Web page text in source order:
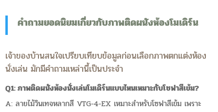
คำถามยอดนิยมเกี่ยวกับภาพติดผนังห้องโมเดิร์น
เจ้าของบ้านสนใจเปรียบเทียบข้อมูลก่อนเลือกภาพตกแต่งห้อง
นั่งเล่น มักมีคำถามเหล่านี้เป็นประจำ
Q1: ภาพติดผนังห้องนั่งเล่นโมเดิร์นแบบไหนเหมาะกับโซฟาสีเข้ม?
A: ลายไม้วินเทจหลากสี VTG-4-EX เหมาะสำหรับโซฟาสีเข้ม เพราะ